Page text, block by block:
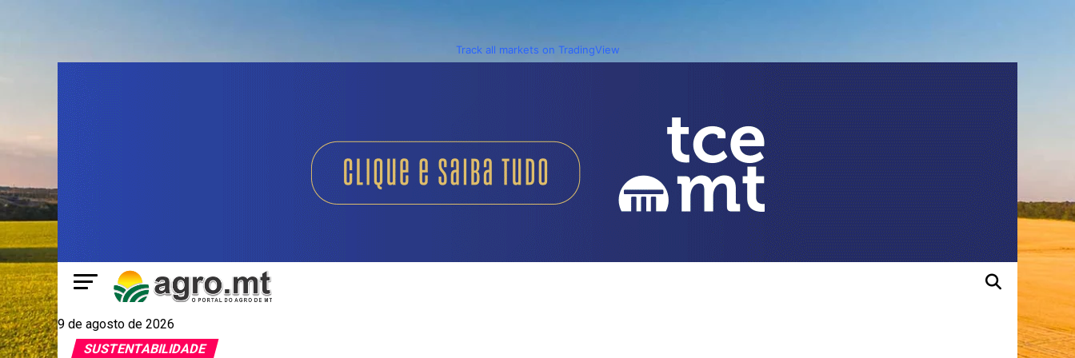
Track all markets on TradingView
9 de agosto de 2026
SUSTENTABILIDADE